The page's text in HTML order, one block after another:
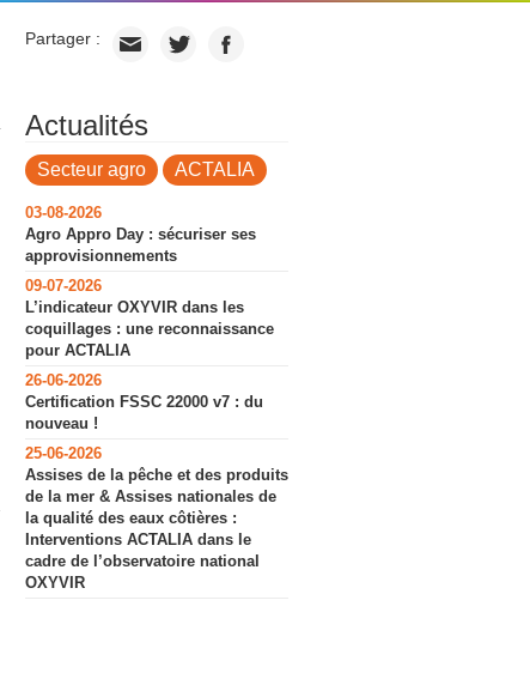
Partager :
Actualités
Secteur agro ACTALIA
03-08-2026
Agro Appro Day : sécuriser ses
approvisionnements
09-07-2026
L’indicateur OXYVIR dans les
coquillages : une reconnaissance
pour ACTALIA
26-06-2026
Certification FSSC 22000 v7 : du
nouveau !
25-06-2026
Assises de la pêche et des produits
de la mer & Assises nationales de
la qualité des eaux côtières :
Interventions ACTALIA dans le
cadre de l’observatoire national
OXYVIR